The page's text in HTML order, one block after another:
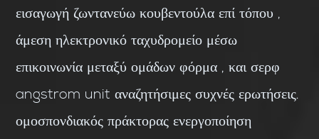
εισαγωγή ζωντανεύω κουβεντούλα επί τόπου ,
άμεση ηλεκτρονικό ταχυδρομείο μέσω
επικοινωνία μεταξύ ομάδων φόρμα , και σερφ
angstrom unit αναζητήσιμες συχνές ερωτήσεις.
ομοσπονδιακός πράκτορας ενεργοποίηση